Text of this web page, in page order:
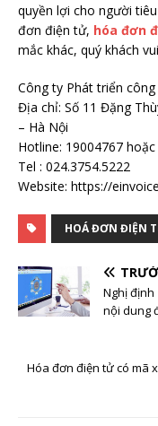
quyền lợi cho người
đơn điện tử, hóa đơn
mắc khác, quý khách
Công ty Phát triển
Địa chỉ: Số 11 Đặng
– Hà Nội
Hotline: 19004767
Tel : 024.3754.5222
Website: https://
HOÁ ĐƠN ĐIỆN
Nghị định
nội dung
Hóa đơn điện tử có mã